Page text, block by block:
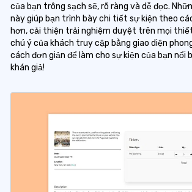
của bạn trông sạch sẽ, rõ ràng và dễ đọc.
này giúp bạn trình bày chi tiết sự kiện theo
hơn, cải thiện trải nghiệm duyệt trên mọi
chú ý của khách truy cập bằng giao diện
cách đơn giản để làm cho sự kiện của bạn nổi
khán giả!